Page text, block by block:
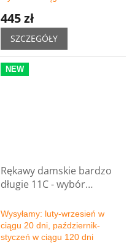
445 zł
SZCZEGÓŁY
NEW
Rękawy damskie bardzo
długie 11C - wybór
Wysyłamy: luty-wrzesień w
ciągu 20 dni, październik-
styczeń w ciągu 120 dni